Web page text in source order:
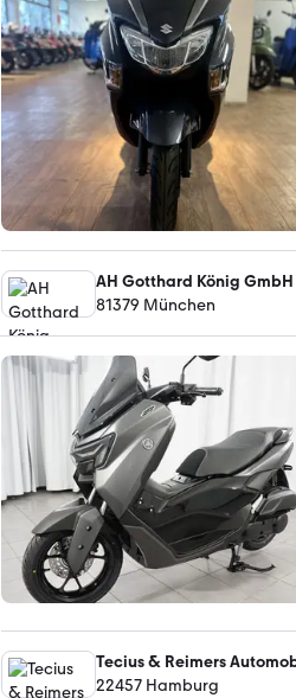
AH Gotthard König GmbH
81379 München
Tecius & Reimers
22457 Hamburg